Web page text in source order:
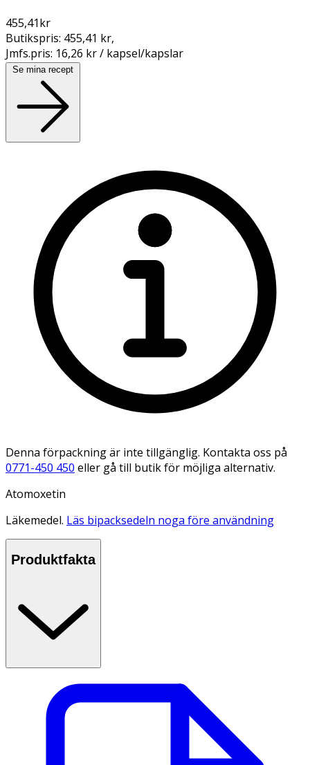
455,41kr
Butikspris: 455,41 kr,
Jmfs.pris: 16,26 kr / kapsel/kapslar
Se mina recept
Denna förpackning är inte tillgänglig. Kontakta oss på
0771-450 450 eller gå till butik för möjliga alternativ.
Atomoxetin
Läkemedel. Läs bipacksedeln noga före användning
Produktfakta